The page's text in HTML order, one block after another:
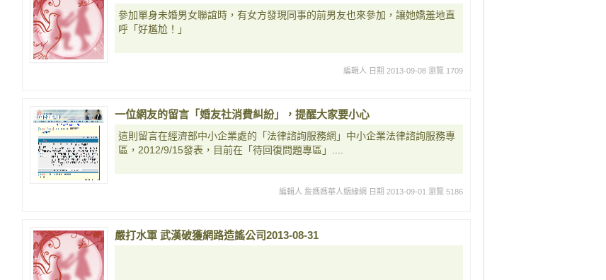
參加單身未婚男女聯誼時，有女方發現同事的前男友也來參加，讓她嬌羞地直
呼「好尷尬！」
編輯人 日期 2013-09-08 瀏覽 1709
一位網友的留言「婚友社消費糾紛」，提醒大家要小心
這則留言在經濟部中小企業處的「法律諮詢服務網」中小企業法律諮詢服務專
區，2012/9/15發表，目前在「待回復問題專區」....
編輯人 詹媽媽華人姻緣網 日期 2013-09-01 瀏覽 5186
嚴打水軍 武漢破獲網路造謠公司2013-08-31